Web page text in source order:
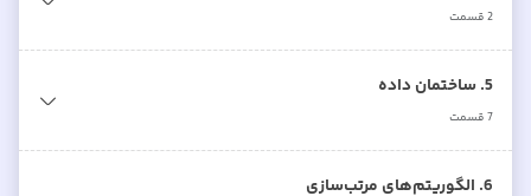
2قسمت
5. ساختمان داده
7قسمت
6. الگوریتم‌های مرتب‌سازی